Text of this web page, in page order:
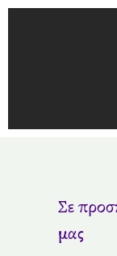
Μετάβαση
Σε
μας